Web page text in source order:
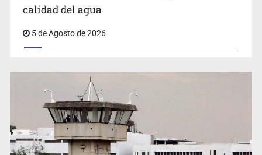
Sheinbaum se reúnen secretario de Estado del Vaticano
calidad del agua
5 de Agosto de 2026